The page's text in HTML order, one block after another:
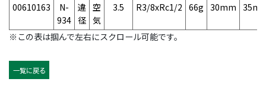
00610163
N-
934
違
径
空
気
3.5 R3/8xRc1/2 66g 30mm
※この表は掴んで左右にスクロール可能です。
一覧に戻る